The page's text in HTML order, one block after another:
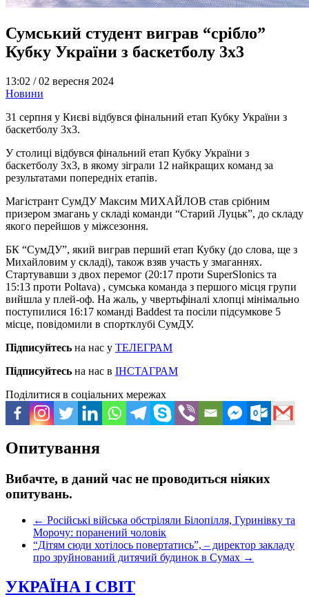
Сумський студент виграв “срібло”
Кубку України з баскетболу 3х3
13:02 /02 вересня 2024
Новини
31 серпня у Києві відбувся фінальний етап Кубку України з
баскетболу 3х3.
У столиці відбувся фінальний етап Кубку України з
баскетболу 3х3, в якому зіграли 12 найкращих команд за
результатами попередніх етапів.
Магістрант СумДУ Максим МИХАЙЛОВ став срібним
призером змагань у складі команди “Старий Луцьк”, до складу
якого перейшов у міжсезоння.
БК “СумДУ”, який виграв перший етап Кубку (до слова, ще з
Михайловим у складі), також взяв участь у змаганнях.
Стартувавши з двох перемог (20:17 проти SuperSlonics та
15:13 проти Poltava) , сумська команда з першого місця групи
вийшла у плей-оф. На жаль, у чвертьфіналі хлопці мінімально
поступилися 16:17 команді Baddest та посіли підсумкове 5
місце, повідомили в спортклубі СумДУ.
Підписуйтесь на нас у ТЕЛЕГРАМ
Підписуйтесь на нас в ІНСТАГРАМ
Поділитися в соціальних мережах
Опитування
Вибачте, в даний час не проводиться ніяких
опитувань.
← Російські війська обстріляли Білопілля, Гуринівку та
Морочу: поранений чоловік
“Дітям сюди хотілось повертатись”, – директор закладу
про зруйнований дитячий будинок в Сумах →
УКРАЇНА І СВІТ